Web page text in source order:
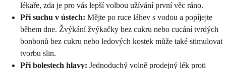
lékaře, zda je pro vás lepší volbou užívání první věc ráno.
Při suchu v ústech: Mějte po ruce láhev s vodou a popíjejte
během dne. Žvýkání žvýkačky bez cukru nebo cucání tvrdých
bonbonů bez cukru nebo ledových kostek může také stimulovat
tvorbu slin.
Při bolestech hlavy: Jednoduchý volně prodejný lék proti